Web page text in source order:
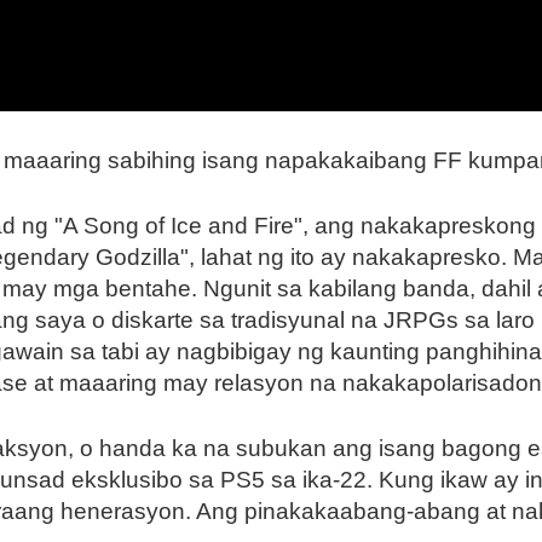
sabihing isang napakakaibang FF
ng "A Song of Ice and Fire", ang
Godzilla", lahat ng ito ay nakakapresko.
mga bentahe. Ngunit sa kabilang banda,
saya o diskarte sa tradisyunal na JRPGs sa
sa tabi ay nagbibigay ng kaunting
at maaaring may relasyon na
o handa ka na subukan ang isang bagong
eksklusibo sa PS5 sa ika-22. Kung ikaw ay
henerasyon. Ang pinakakaabang-abang at